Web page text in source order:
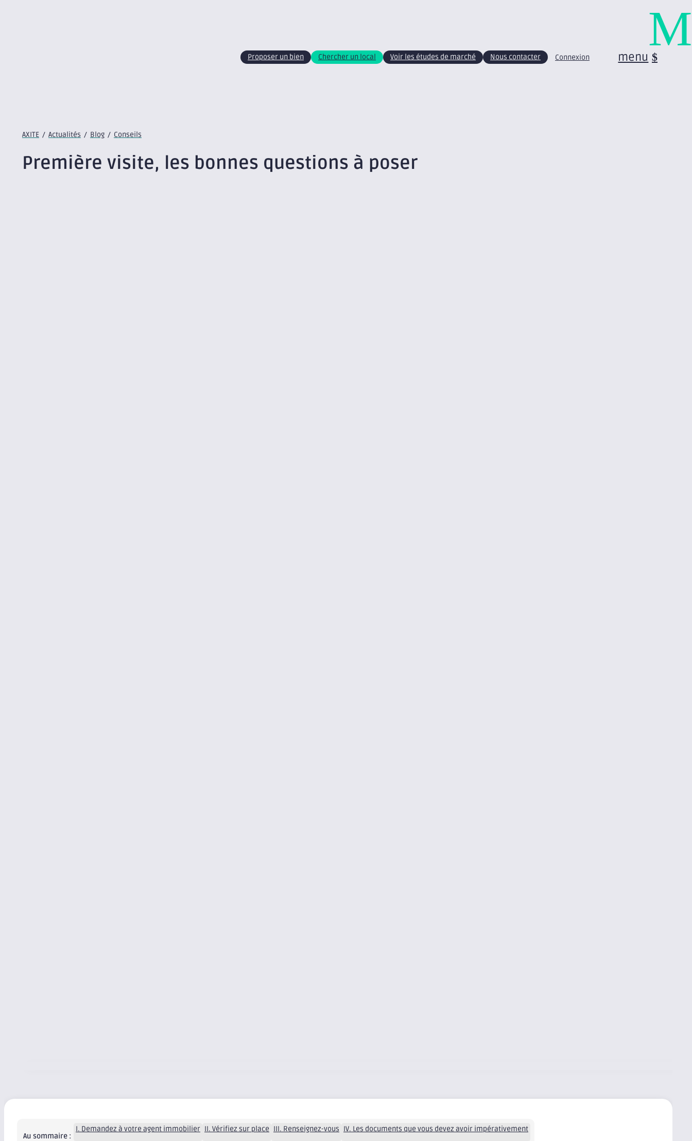
Proposer un bien Chercher un local Voir les études de marché Nous contacter Connexion menu
AXITE / Actualités / Blog / Conseils
Première visite, les bonnes questions à poser
Au sommaire :
I. Demandez à votre agent immobilier II. Vérifiez sur place III. Renseignez-vous IV. Les documents que vous devez avoir impérativement
M